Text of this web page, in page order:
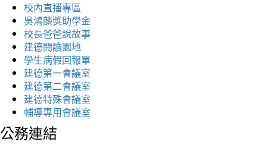
校內直播專區
吳鴻麟獎助學金
校長爸爸說故事
建德閱讀園地
學生病假回報單
建德第一會議室
建德第二會議室
建德特殊會議室
輔導專用會議室
公務連結